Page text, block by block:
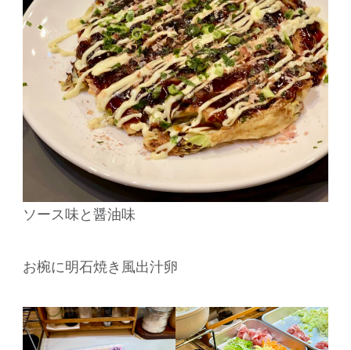
ソース味と醤油味
お椀に明石焼き風出汁卵